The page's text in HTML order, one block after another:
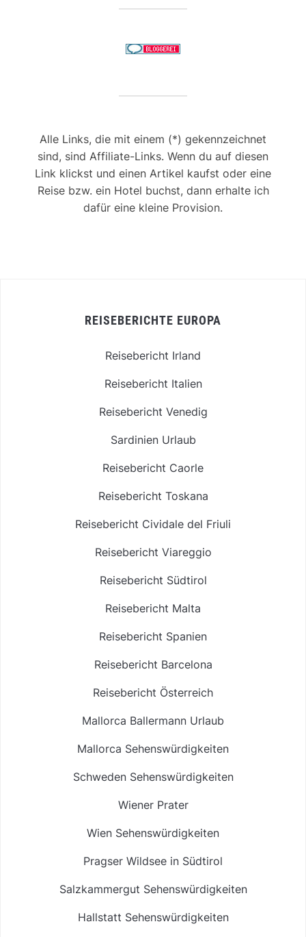
Alle Links, die mit einem (*) gekennzeichnet
sind, sind Affiliate-Links. Wenn du auf diesen
Link klickst und einen Artikel kaufst oder eine
Reise bzw. ein Hotel buchst, dann erhalte ich
dafür eine kleine Provision.
REISEBERICHTE EUROPA
Reisebericht Irland
Reisebericht Italien
Reisebericht Venedig
Sardinien Urlaub
Reisebericht Caorle
Reisebericht Toskana
Reisebericht Cividale del Friuli
Reisebericht Viareggio
Reisebericht Südtirol
Reisebericht Malta
Reisebericht Spanien
Reisebericht Barcelona
Reisebericht Österreich
Mallorca Ballermann Urlaub
Mallorca Sehenswürdigkeiten
Schweden Sehenswürdigkeiten
Wiener Prater
Wien Sehenswürdigkeiten
Pragser Wildsee in Südtirol
Salzkammergut Sehenswürdigkeiten
Hallstatt Sehenswürdigkeiten